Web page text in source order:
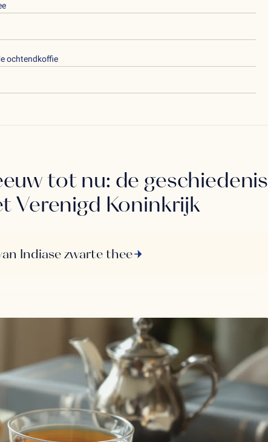
ochtendkoffie
tot nu: de geschiedenis
Verenigd Koninkrijk
Indiase zwarte thee